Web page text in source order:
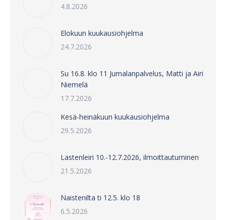
4.8.2026
Elokuun kuukausiohjelma
24.7.2026
Su 16.8. klo 11 Jumalanpalvelus, Matti ja Airi
Niemelä
17.7.2026
Kesä-heinäkuun kuukausiohjelma
29.5.2026
Lastenleiri 10.-12.7.2026, ilmoittautuminen
21.5.2026
Naistenilta ti 12.5. klo 18
6.5.2026